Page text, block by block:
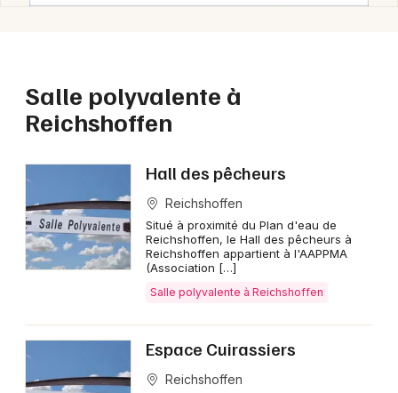
Mon email
Salle polyvalente à
Reichshoffen
Hall des pêcheurs
Reichshoffen
Situé à proximité du Plan d'eau de
Reichshoffen, le Hall des pêcheurs à
Reichshoffen appartient à l'AAPPMA
(Association […]
Salle polyvalente à Reichshoffen
Espace Cuirassiers
Reichshoffen